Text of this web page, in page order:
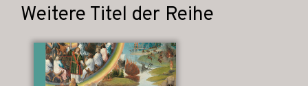
Weitere Titel der Reihe